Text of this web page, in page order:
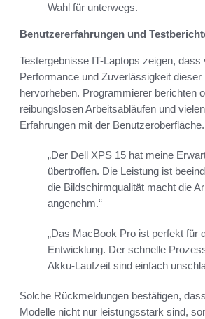
Wahl für unterwegs.
Benutzererfahrungen und
Testergebnisse IT-Laptops zeigen, dass
Performance und Zuverlässigkeit dieser
hervorheben. Programmierer berichten
reibungslosen Arbeitsabläufen und
Erfahrungen mit der
„Der Dell XPS 15 hat meine
übertroffen. Die Leistung ist
die Bildschirmqualität macht die
angenehm.“
„Das MacBook Pro ist perfekt für
Entwicklung. Der schnelle
Akku-Laufzeit sind einfach
Solche Rückmeldungen bestätigen,
Modelle nicht nur leistungsstark sind,